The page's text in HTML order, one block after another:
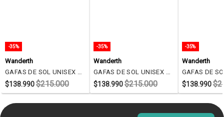
-35%
Wanderth
GAFAS DE SOL UNISEX WANDTHER FILTRO UV400 CON LENTES POLARIZADOS MARRON-UM6803
$138.990$215.000
-35%
Wanderth
GAFAS DE SOL UNISEX WANDTHER FILTRO UV400 CON LENTES POLARIZADOS DORADO-ROSA-P28217
$138.990$215.000
-35%
Wanderth
$138.990